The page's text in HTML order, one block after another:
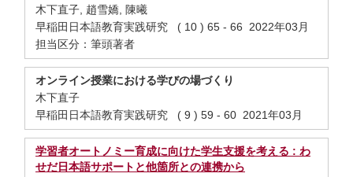
木下直子, 趙雪嬌, 陳曦
早稲田日本語教育実践研究 ( 10 ) 65 - 66 2022年03月
担当区分：筆頭著者
オンライン授業における学びの場づくり
木下直子
早稲田日本語教育実践研究 ( 9 ) 59 - 60 2021年03月
学習者オートノミー育成に向けた学生支援を考える : わ
せだ日本語サポートと他箇所との連携から